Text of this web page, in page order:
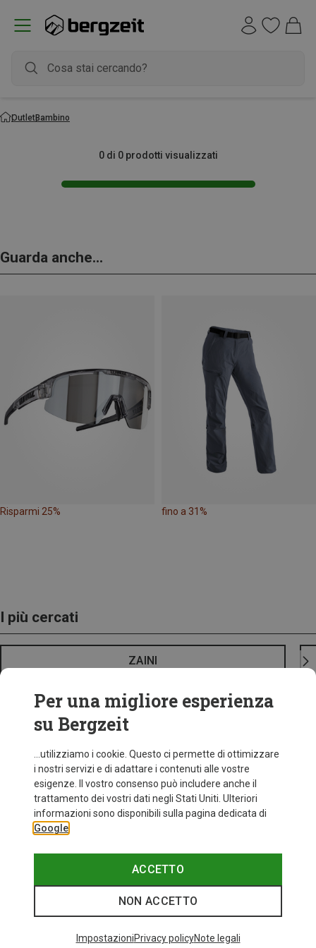
OutletBambino
0 di 0 prodotti visualizzati
Guarda anche...
Risparmi 25% fino a 31%
I più cercati
ZAINI
Per una migliore esperienza
su Bergzeit
...utilizziamo i cookie. Questo ci permette di ottimizzare
i nostri servizi e di adattare i contenuti alle vostre
esigenze. Il vostro consenso può includere anche il
trattamento dei vostri dati negli Stati Uniti. Ulteriori
informazioni sono disponibili sulla pagina dedicata di
Google
ACCETTO
NON ACCETTO
ImpostazioniPrivacy policyNote legali